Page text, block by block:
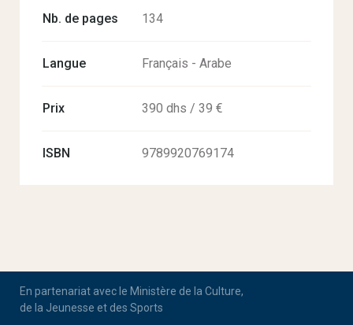
Nb. de pages 134
Langue Français - Arabe
Prix 390 dhs / 39 €
ISBN 9789920769174
En partenariat avec le Ministère de la Culture,
de la Jeunesse et des Sports